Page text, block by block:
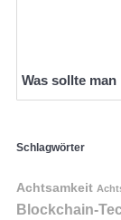
Was sollte
Schlagwörter
Achtsamkeit
Blockchain-